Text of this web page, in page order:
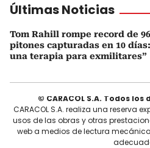
Últimas Noticias
Tom Rahill rompe record de 96
pitones capturadas en 10
una terapia para exmilitares”
© CARACOL S.A. Todos
CARACOL S.A. realiza una reserva
usos de las obras y otras
web a medios de lectura